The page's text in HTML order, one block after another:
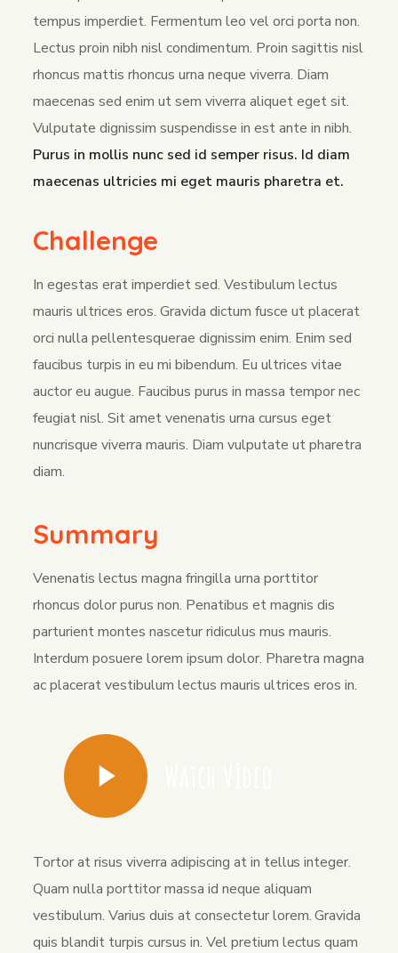
tempus imperdiet. Fermentum leo vel orci porta non.
Lectus proin nibh nisl condimentum. Proin sagittis nisl
rhoncus mattis rhoncus urna neque viverra. Diam
maecenas sed enim ut sem viverra aliquet eget sit.
Vulputate dignissim suspendisse in est ante in nibh.
Purus in mollis nunc sed id semper risus. Id diam
maecenas ultricies mi eget mauris pharetra et.
Challenge
In egestas erat imperdiet sed. Vestibulum lectus
mauris ultrices eros. Gravida dictum fusce ut placerat
orci nulla pellentesquerae dignissim enim. Enim sed
faucibus turpis in eu mi bibendum. Eu ultrices vitae
auctor eu augue. Faucibus purus in massa tempor nec
feugiat nisl. Sit amet venenatis urna cursus eget
nuncrisque viverra mauris. Diam vulputate ut pharetra
diam.
Summary
Venenatis lectus magna fringilla urna porttitor
rhoncus dolor purus non. Penatibus et magnis dis
parturient montes nascetur ridiculus mus mauris.
Interdum posuere lorem ipsum dolor. Pharetra magna
ac placerat vestibulum lectus mauris ultrices eros in.
Tortor at risus viverra adipiscing at in tellus integer.
Quam nulla porttitor massa id neque aliquam
vestibulum. Varius duis at consectetur lorem. Gravida
quis blandit turpis cursus in. Vel pretium lectus quam